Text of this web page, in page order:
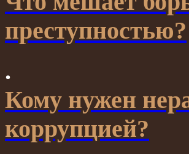
преступностью?
.
Кому нужен
коррупцией?